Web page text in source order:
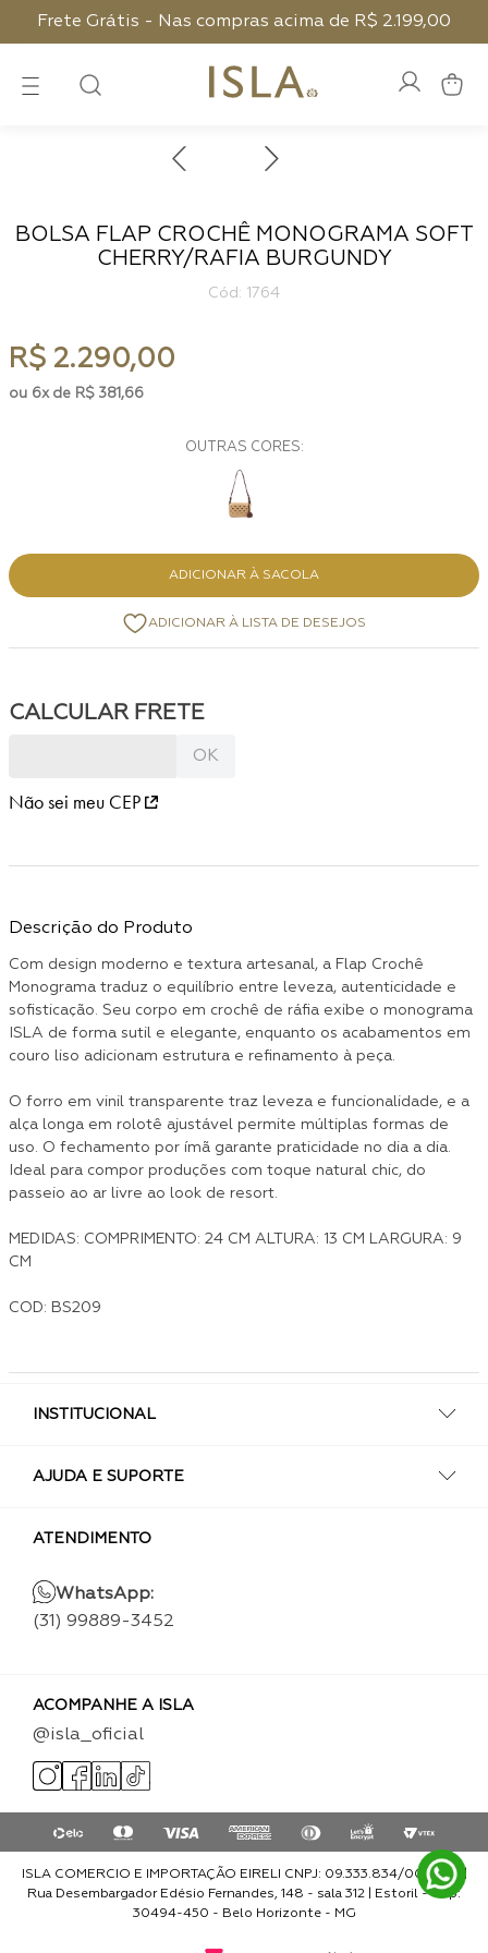
Frete Grátis - Nas compras acima de R$ 2.199,00
BOLSA FLAP CROCHÊ MONOGRAMA SOFT
CHERRY/RAFIA BURGUNDY
: 1764
R$ 2.290,00
6 R$ 381 ,66
ADICIONAR À SACOLA
Não sei meu CEP
Descrição do Produto
Com design moderno e textura artesanal, a Flap Crochê
Monograma traduz o equilíbrio entre leveza, autenticidade e
sofisticação. Seu corpo em crochê de ráfia exibe o monograma
ISLA de forma sutil e elegante, enquanto os acabamentos em
couro liso adicionam estrutura e refinamento à peça.
O forro em vinil transparente traz leveza e funcionalidade, e a
alça longa em rolotê ajustável permite múltiplas formas de
uso. O fechamento por ímã garante praticidade no dia a dia.
Ideal para compor produções com toque natural chic, do
passeio ao ar livre ao look de resort.
MEDIDAS: COMPRIMENTO: 24 CM ALTURA: 13 CM LARGURA: 9
CM
COD: BS209
INSTITUCIONAL
AJUDA E SUPORTE
ATENDIMENTO
WhatsApp:
(31) 99889-3452
ACOMPANHE A ISLA
@isla_oficial
ISLA COMERCIO E IMPORTAÇÃO EIRELI CNPJ: 09.333.834/0001-93 |
Rua Desembargador Edésio Fernandes, 148 - sala 312 | Estoril - Cep:
30494-450 - Belo Horizonte - MG